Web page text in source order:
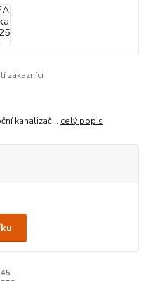
zákazníci
kanalizač... celý popis